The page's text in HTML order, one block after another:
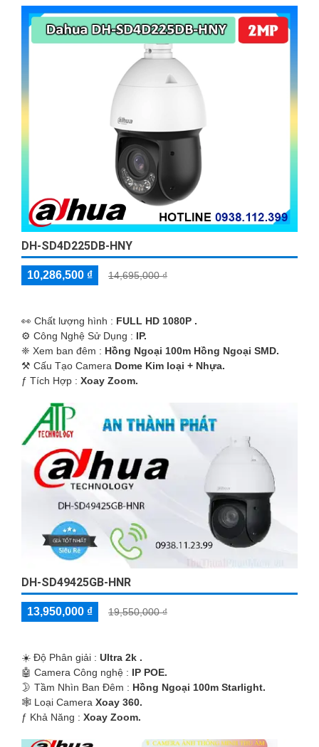
DH-SD4D225DB-HNY
10,286,500 ₫ 14,695,000 ₫
️👀 Chất lượng hình : FULL HD 1080P .
⚙ Công Nghệ Sử Dụng : IP.
❈ Xem ban đêm : Hồng Ngoại 100m Hồng Ngoại SMD.
⚒ Cấu Tạo Camera Dome Kim loại + Nhựa.
️ƒ Tích Hợp : Xoay Zoom.
DH-SD49425GB-HNR
13,950,000 ₫ 19,550,000 ₫
☀️ Độ Phân giải : Ultra 2k .
🤖️ Camera Công nghệ : IP POE.
🌛 Tầm Nhìn Ban Đêm : Hồng Ngoại 100m Starlight.
🕸️ Loại Camera Xoay 360.
️ƒ Khả Năng : Xoay Zoom.